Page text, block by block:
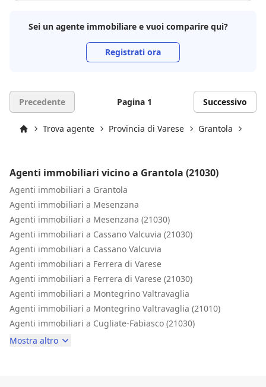
Sei un agente immobiliare e vuoi comparire qui?
Registrati ora
Precedente Pagina 1 Successivo
Trova agente Provincia di Varese Grantola
Agenti immobiliari vicino a Grantola (21030)
Agenti immobiliari a Grantola
Agenti immobiliari a Mesenzana
Agenti immobiliari a Mesenzana (21030)
Agenti immobiliari a Cassano Valcuvia (21030)
Agenti immobiliari a Cassano Valcuvia
Agenti immobiliari a Ferrera di Varese
Agenti immobiliari a Ferrera di Varese (21030)
Agenti immobiliari a Montegrino Valtravaglia
Agenti immobiliari a Montegrino Valtravaglia (21010)
Agenti immobiliari a Cugliate-Fabiasco (21030)
Mostra altro